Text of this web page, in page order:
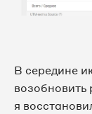
В середине
возобновить
я